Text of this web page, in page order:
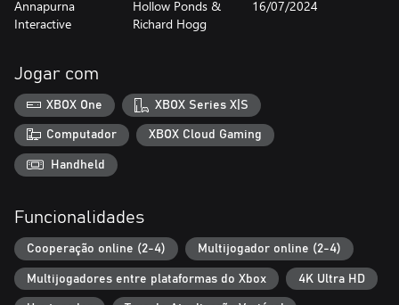
Annapurna
Interactive
Hollow Ponds &
Richard Hogg
16/07/2024
Jogar com
XBOX One XBOX Series X|S
Computador XBOX Cloud Gaming
Handheld
Funcionalidades
Cooperação online (2-4) Multijogador online (2-4)
Multijogadores entre plataformas do Xbox 4K Ultra HD